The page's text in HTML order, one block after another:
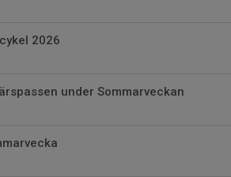
2026
under Sommarveckan